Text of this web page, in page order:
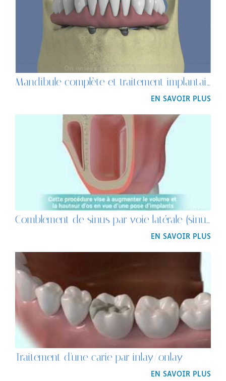
Mandibule complète et traitement implantaire pour un bridge fixe scellé
EN SAVOIR PLUS
Comblement de sinus par voie latérale (sinus lift) avec implantation différée
EN SAVOIR PLUS
Traitement d'une carie par inlay/onlay
EN SAVOIR PLUS